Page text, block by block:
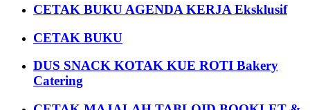
CETAK BUKU AGENDA KERJA Eksklusif
CETAK BUKU
DUS SNACK KOTAK KUE ROTI Bakery
Catering